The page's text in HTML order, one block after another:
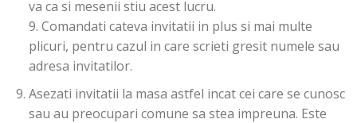
va ca si mesenii stiu acest lucru.
9. Comandati cateva invitatii in plus si mai multe
plicuri, pentru cazul in care scrieti gresit numele sau
adresa invitatilor.
Asezati invitatii la masa astfel incat cei care se cunosc
sau au preocupari comune sa stea impreuna. Este